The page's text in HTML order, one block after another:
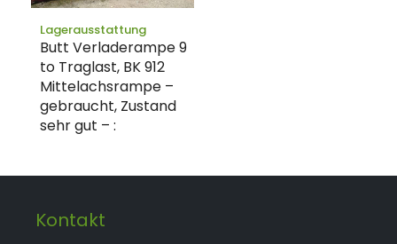
Lagerausstattung
Butt Verladerampe 9
to Traglast, BK 912
Mittelachsrampe –
gebraucht, Zustand
sehr gut – :
Kontakt